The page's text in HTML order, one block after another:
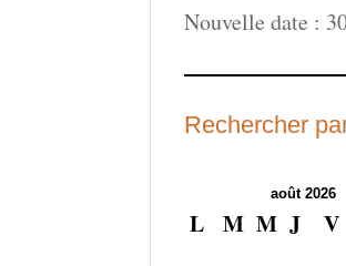
Nouvelle date :
Rechercher
août 2026
L M M J V